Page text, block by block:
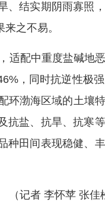
、结实期阴雨寡照
之不易。
适配中重度盐碱地
，同时抗逆性极
环渤海区域的土壤
抗盐、抗旱、抗寒
种田间表现稳健、
（记者 李怀苹 张佳